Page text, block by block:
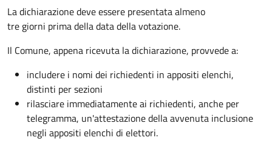
La dichiarazione deve essere presentata almeno
tre giorni prima della data della votazione.
Il Comune, appena ricevuta la dichiarazione, provvede a:
includere i nomi dei richiedenti in appositi elenchi,
distinti per sezioni
rilasciare immediatamente ai richiedenti, anche per
telegramma, un'attestazione della avvenuta inclusione
negli appositi elenchi di elettori.